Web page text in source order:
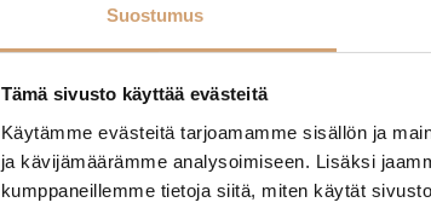
Suostumus
Tämä sivusto käyttää evästeitä
Käytämme evästeitä tarjoamamme sisällön ja
ja kävijämäärämme analysoimiseen. Lisäksi
kumppaneillemme tietoja siitä, miten käytät
Näytetään kaikki 2 tulosta